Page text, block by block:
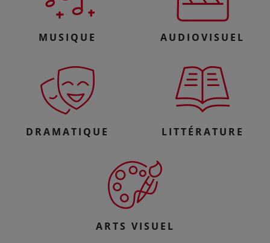
MUSIQUE AUDIOVISUEL
DRAMATIQUE LITTÉRATURE
ARTS VISUEL